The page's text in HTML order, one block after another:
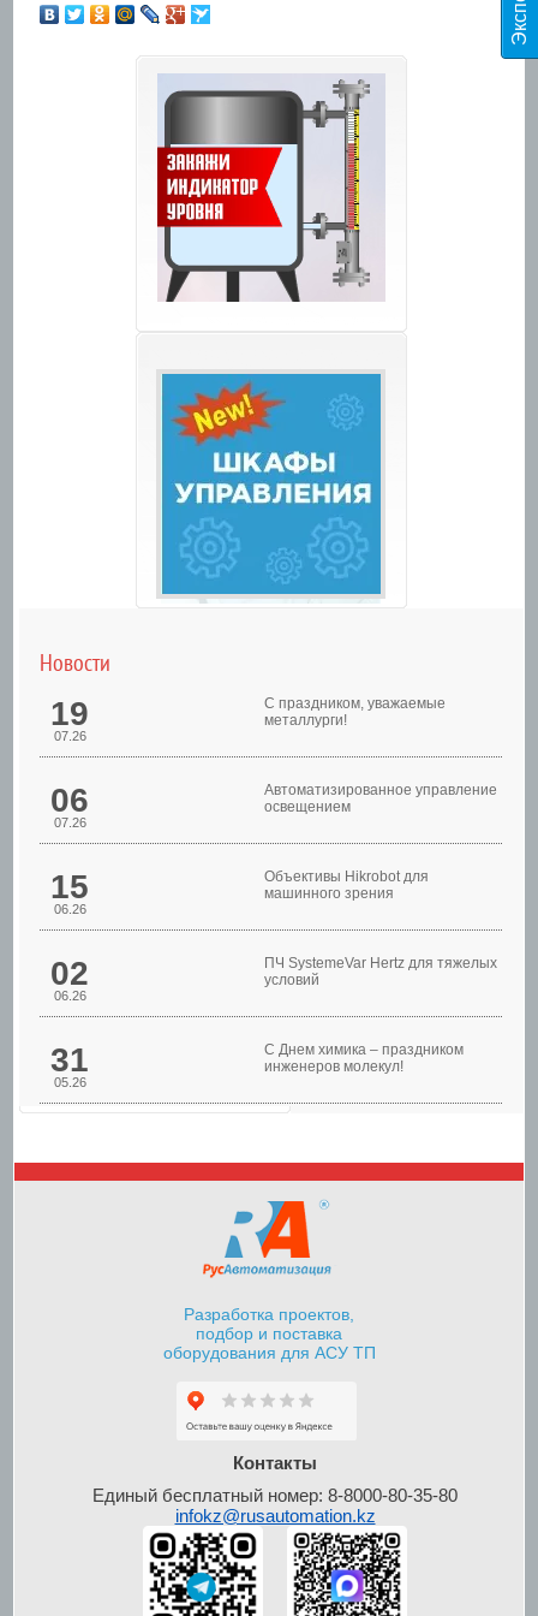
Шкафы управления
Шкафы контроля и
Новости
19
07.26
С праздником, уважаемые
металлурги!
06
07.26
Автоматизированное управление
освещением
15
06.26
Объективы Hikrobot для
машинного зрения
02
06.26
ПЧ SystemeVar Hertz для тяжелых
условий
31
05.26
С Днем химика – праздником
инженеров молекул!
Разработка проектов,
подбор и поставка
оборудования для АСУ ТП
Контакты
Единый бесплатный номер: 8-8000-80-35-80
infokz@rusautomation.kz